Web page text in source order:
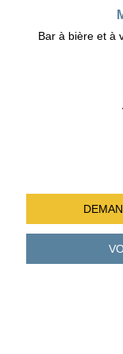
Bar à bière et à